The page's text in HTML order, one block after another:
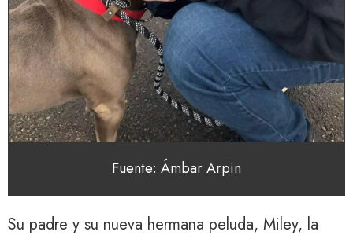
Fuente: Ámbar Arpin
Su padre y su nueva hermana peluda, Miley, la